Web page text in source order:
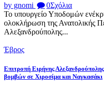
by gnomi 0Σχόλια
Το υπουργείο Υποδομών
ολοκλήρωση της Ανατολικής
Αλεξανδρούπολης...
Έβρος
Επιτροπή Ειρήνης
βομβών σε Χιροσίμα και Ναγκασάκι